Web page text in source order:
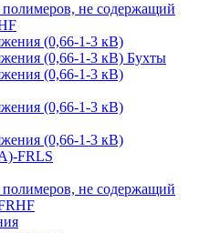
не содержащий
(0,66-1-3 кВ)
(0,66-1-3 кВ) Бухты
(0,66-1-3 кВ)
(0,66-1-3 кВ)
(0,66-1-3 кВ)
FRLS
не содержащий